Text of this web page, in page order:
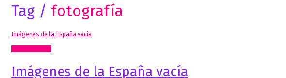
Tag / fotografía
Imágenes de la España vacía
Imágenes de la España vacía